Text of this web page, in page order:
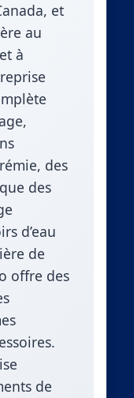
et
au
à
des
des
d’eau
de
offre des
de